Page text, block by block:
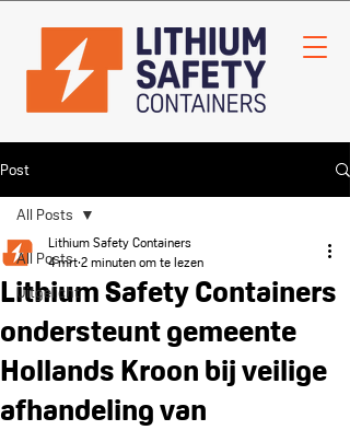
Post
All Posts
Uitgelicht
All Posts
Lithium Safety Containers
ondersteunt gemeente
Hollands Kroon bij veilige
afhandeling van
Lithium Safety Containers
4 mrt 2 minuten om te lezen